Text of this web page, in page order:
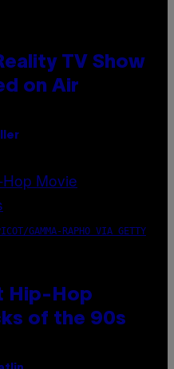
TV Show
on Air
GAMMA-RAPHO VIA GETTY
Hip-Hop
of the 90s